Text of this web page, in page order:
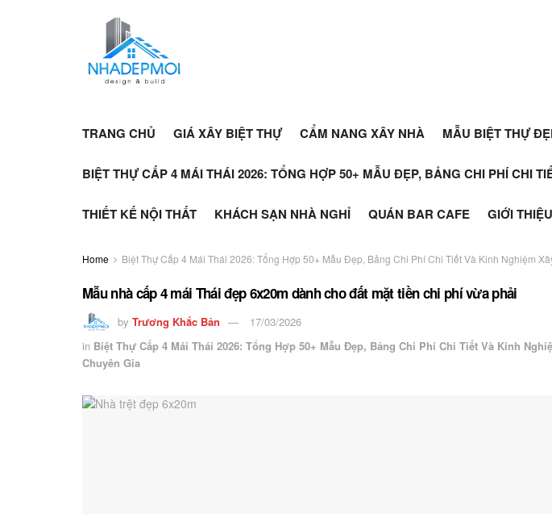
TRANG CHỦ GIÁ XÂY BIỆT THỰ CẨM NANG XÂY NHÀ MẪU BIỆT THỰ
BIỆT THỰ CẤP 4 MÁI THÁI 2026: TỔNG HỢP 50+ MẪU ĐẸP, BẢNG CHI PHÍ CHI
THIẾT KẾ NỘI THẤT KHÁCH SẠN NHÀ NGHỈ QUÁN BAR CAFE GIỚI THIỆU
Home Biệt Thự Cấp 4 Mái Thái 2026: Tổng Hợp 50+ Mẫu Đẹp, Bảng Chi Phí Chi Tiết Và Kinh Nghiệm
Mẫu nhà cấp 4 mái Thái đẹp 6x20m dành cho đất mặt tiền chi phí vừa phải
by Trương Khắc Bản
17/03/2026
in Biệt Thự Cấp 4 Mái Thái 2026: Tổng Hợp 50+ Mẫu Đẹp, Bảng Chi Phí Chi Tiết Và Kinh
Chuyên Gia